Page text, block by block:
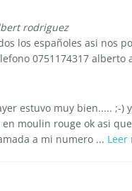
rodriguez
los españoles asi nos
0751174317 alberto
estuvo muy bien..... ;-)
moulin rouge ok asi
a mi numero ... Leer